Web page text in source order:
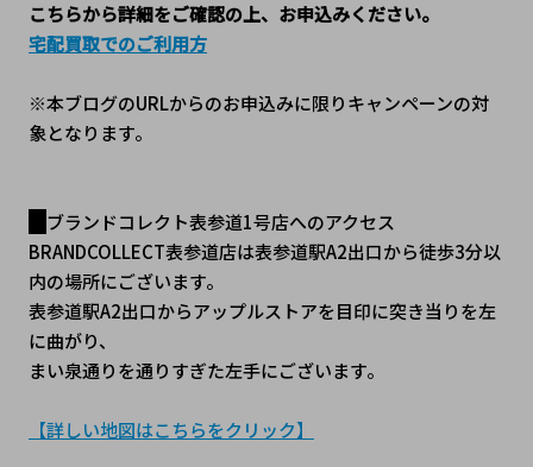
こちらから詳細をご確認の上、お申込みください。
宅配買取でのご利用方
※本ブログのURLからのお申込みに限りキャンペーンの対
象となります。
ブランドコレクト表参道1号店へのアクセス
BRANDCOLLECT表参道店は表参道駅A2出口から徒歩3分以
内の場所にございます。
表参道駅A2出口からアップルストアを目印に突き当りを左
に曲がり、
まい泉通りを通りすぎた左手にございます。
【詳しい地図はこちらをクリック】